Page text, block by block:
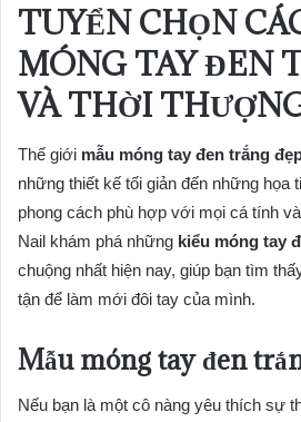
TUYỂN CHỌN
MÓNG TAY ĐEN
VÀ THỜI
Thế giới mẫu móng tay đen trắng
những thiết kế tối giản đến những họa
phong cách phù hợp với mọi cá tính
Nail khám phá những kiểu móng tay
chuộng nhất hiện nay, giúp bạn tìm
tận để làm mới đôi tay của mình.
Mẫu móng tay đen
Nếu bạn là một cô nàng yêu thích sự